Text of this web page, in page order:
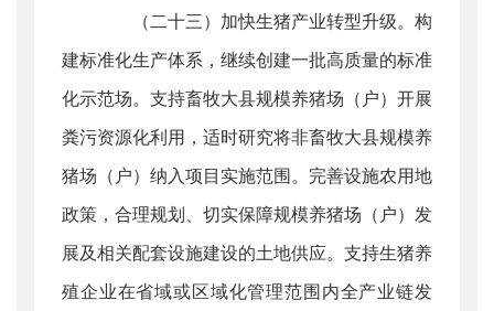
（二十三）加快生猪产业转型升级。构
建标准化生产体系，继续创建一批高质量的标准
化示范场。支持畜牧大县规模养猪场（户）开展
粪污资源化利用，适时研究将非畜牧大县规模养
猪场（户）纳入项目实施范围。完善设施农用地
政策，合理规划、切实保障规模养猪场（户）发
展及相关配套设施建设的土地供应。支持生猪养
殖企业在省域或区域化管理范围内全产业链发